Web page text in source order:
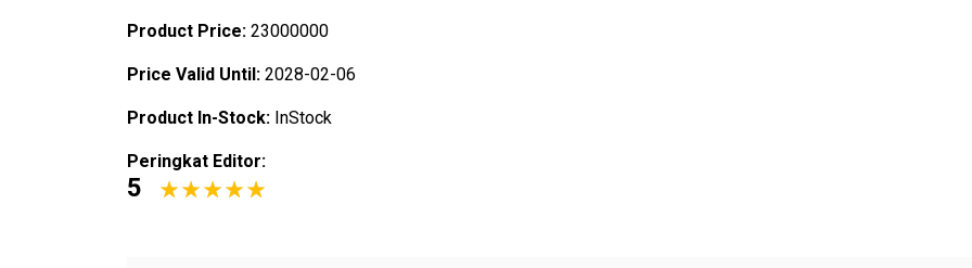
Product Price: 23000000
Price Valid Until: 2028-02-06
Product In-Stock: InStock
Peringkat Editor:
5